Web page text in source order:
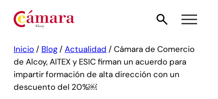
Inicio / Blog / Actualidad / Cámara de Comercio
de Alcoy, AITEX y ESIC firman un acuerdo para
impartir formación de alta dirección con un
descuento del 20%￼